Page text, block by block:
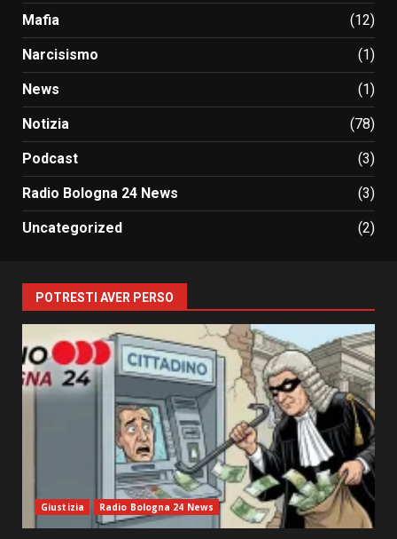
Mafia (12)
Narcisismo (1)
News (1)
Notizia (78)
Podcast (3)
Radio Bologna 24 News (3)
Uncategorized (2)
POTRESTI AVER PERSO
Giustizia Radio Bologna 24 News